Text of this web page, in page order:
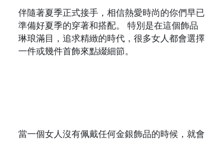
伴隨著夏季正式接手，相信熱愛時尚的你們早已
準備好夏季的穿著和搭配。 特別是在這個飾品
琳琅滿目，追求精緻的時代，很多女人都會選擇
一件或幾件首飾來點綴細節。
當一個女人沒有佩戴任何金銀飾品的時候，就會